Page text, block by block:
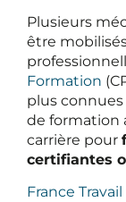
Plusieurs
être
Formation
plus connues
de formation
carrière pour
certifiantes
France Travail